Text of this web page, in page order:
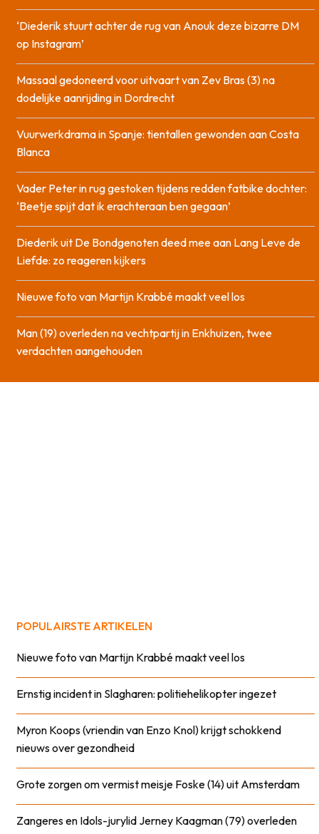
‘Diederik stuurt achter de rug van Anouk deze bizarre DM
op Instagram’
Massaal gedoneerd voor uitvaart van Zev Bras (3) na
dodelijke aanrijding in Dordrecht
Vuurwerkdrama in Spanje: tientallen gewonden aan Costa
Blanca
Vader Peter in rug gestoken tijdens redden fatbike dochter:
‘Beetje spijt dat ik erachteraan ben gegaan’
Diederik uit De Bondgenoten deed mee aan Lang Leve de
Liefde: zo reageren kijkers
Nieuwe foto van Martijn Krabbé maakt veel los
Man (19) overleden na vechtpartij in Enkhuizen, twee
verdachten aangehouden
POPULAIRSTE ARTIKELEN
Nieuwe foto van Martijn Krabbé maakt veel los
Ernstig incident in Slagharen: politiehelikopter ingezet
Myron Koops (vriendin van Enzo Knol) krijgt schokkend
nieuws over gezondheid
Grote zorgen om vermist meisje Foske (14) uit Amsterdam
Zangeres en Idols-jurylid Jerney Kaagman (79) overleden